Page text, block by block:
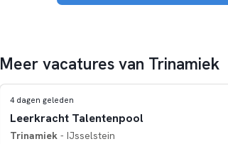
Meer vacatures van Trinamiek
4 dagen geleden
Leerkracht Talentenpool
Trinamiek- IJsselstein